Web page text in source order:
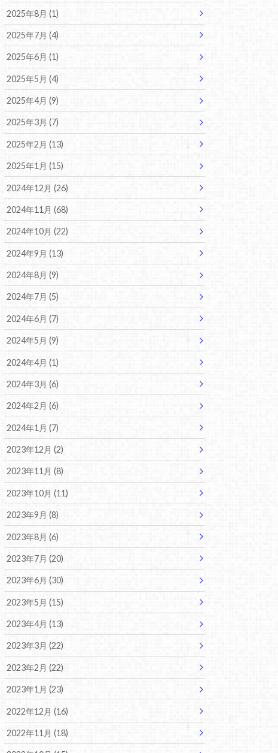
2025年8月 (1)
2025年7月 (4)
2025年6月 (1)
2025年5月 (4)
2025年4月 (9)
2025年3月 (7)
2025年2月 (13)
2025年1月 (15)
2024年12月 (26)
2024年11月 (68)
2024年10月 (22)
2024年9月 (13)
2024年8月 (9)
2024年7月 (5)
2024年6月 (7)
2024年5月 (9)
2024年4月 (1)
2024年3月 (6)
2024年2月 (6)
2024年1月 (7)
2023年12月 (2)
2023年11月 (8)
2023年10月 (11)
2023年9月 (8)
2023年8月 (6)
2023年7月 (20)
2023年6月 (30)
2023年5月 (15)
2023年4月 (13)
2023年3月 (22)
2023年2月 (22)
2023年1月 (23)
2022年12月 (16)
2022年11月 (18)